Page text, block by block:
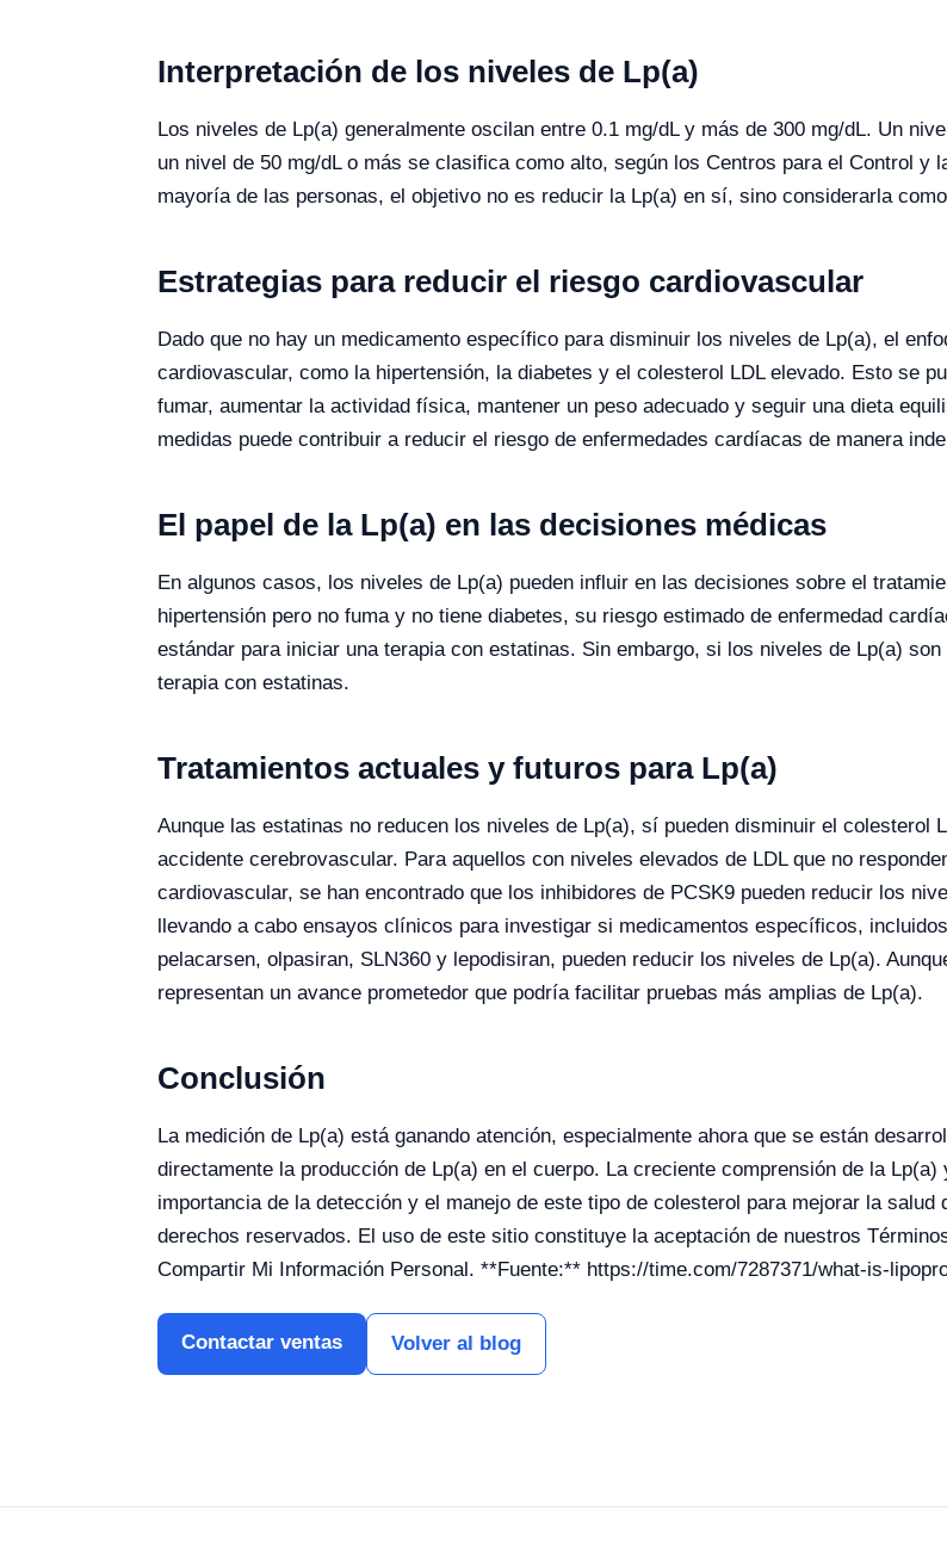
Interpretación de los niveles de Lp(a)
Los niveles de Lp(a) generalmente oscilan entre 0.1 mg/dL y más de 300 mg/dL. Un
un nivel de 50 mg/dL o más se clasifica como alto, según los Centros para el Control y
mayoría de las personas, el objetivo no es reducir la Lp(a) en sí, sino considerarla
Estrategias para reducir el riesgo cardiovascular
Dado que no hay un medicamento específico para disminuir los niveles de Lp(a), el
cardiovascular, como la hipertensión, la diabetes y el colesterol LDL elevado. Esto se
fumar, aumentar la actividad física, mantener un peso adecuado y seguir una dieta
medidas puede contribuir a reducir el riesgo de enfermedades cardíacas de manera
El papel de la Lp(a) en las decisiones médicas
En algunos casos, los niveles de Lp(a) pueden influir en las decisiones sobre el
hipertensión pero no fuma y no tiene diabetes, su riesgo estimado de enfermedad
estándar para iniciar una terapia con estatinas. Sin embargo, si los niveles de Lp(a)
terapia con estatinas.
Tratamientos actuales y futuros para Lp(a)
Aunque las estatinas no reducen los niveles de Lp(a), sí pueden disminuir el colesterol
accidente cerebrovascular. Para aquellos con niveles elevados de LDL que no
cardiovascular, se han encontrado que los inhibidores de PCSK9 pueden reducir los
llevando a cabo ensayos clínicos para investigar si medicamentos específicos,
pelacarsen, olpasiran, SLN360 y lepodisiran, pueden reducir los niveles de Lp(a).
representan un avance prometedor que podría facilitar pruebas más amplias de Lp(a).
Conclusión
La medición de Lp(a) está ganando atención, especialmente ahora que se están
directamente la producción de Lp(a) en el cuerpo. La creciente comprensión de la
importancia de la detección y el manejo de este tipo de colesterol para mejorar la
derechos reservados. El uso de este sitio constituye la aceptación de nuestros
Compartir Mi Información Personal. **Fuente:** https://time.com/7287371/what-is-
Contactar ventas Volver al blog